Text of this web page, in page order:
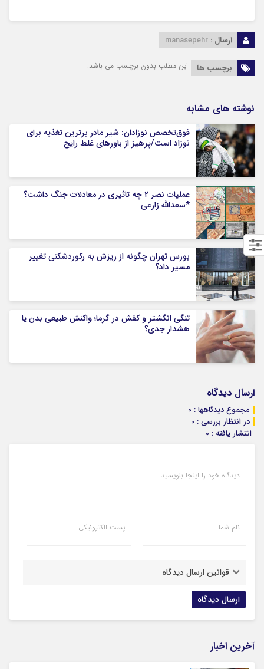
ارسال : manasepehr
برچسب ها این مطلب بدون برچسب می باشد.
نوشته های مشابه
فوق‌تخصص نوزادان: شیر مادر برترین تغذیه برای
نوزاد است/پرهیز از باورهای غلط رایج
عملیات نصر ۲ چه تاثیری در معادلات جنگ داشت؟
*سعدالله زارعی
بورس تهران چگونه از ریزش به رکوردشکنی تغییر
مسیر داد؟
تنگی انگشتر و کفش در گرما؛ واکنش طبیعی بدن یا
هشدار جدی؟
ارسال دیدگاه
مجموع دیدگاهها : 0
در انتظار بررسی : 0
انتشار یافته : 0
دیدگاه خود را اینجا بنویسید
نام شما پست الکترونیکی
قوانین ارسال دیدگاه
آخرین اخبار